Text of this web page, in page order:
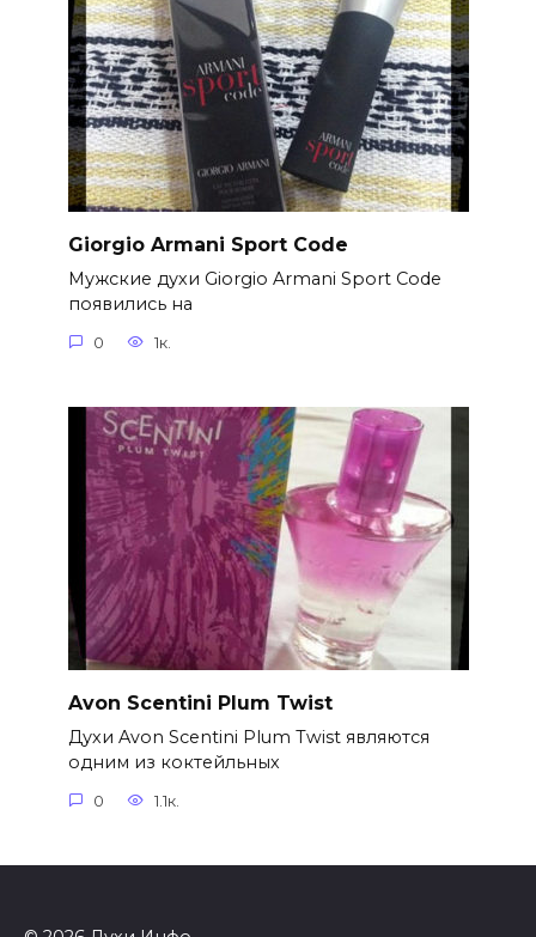
Giorgio Armani Sport Code
Мужские духи Giorgio Armani Sport Code
появились на
0 1к.
Avon Scentini Plum Twist
Духи Avon Scentini Plum Twist являются
одним из коктейльных
0 1.1к.